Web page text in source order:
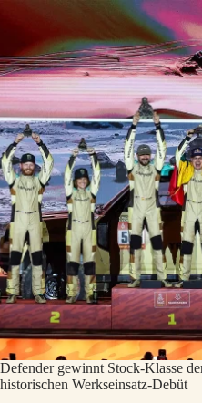
Defender gewinnt Stock-Klasse
historischen Werkseinsatz-Debüt